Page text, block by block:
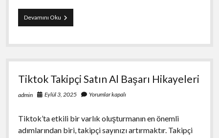
Devamını OkuProtech
Pharma
Undecylenate
Tiktok Takipçi Satın Al Başarı Hikayeleri
admin Eylül 3, 2025 Yorumlar kapalı
Tiktok’ta etkili bir varlık oluşturmanın en önemli
adımlarından biri, takipçi sayınızı artırmaktır. Takipçi